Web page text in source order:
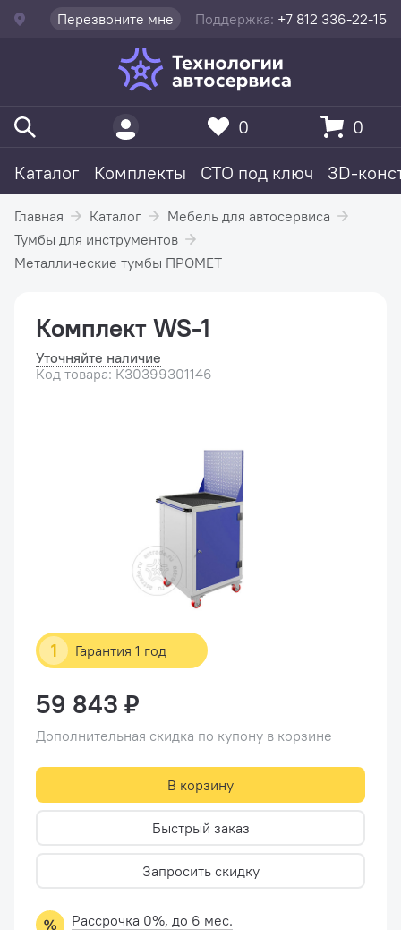
Перезвоните мне Поддержка: +7 812 336-22-15
Каталог Комплекты СТО под ключ 3D-
0 0
Главная Каталог
Мебель для автосервиса
Тумбы для инструментов
Металлические тумбы ПРОМЕТ
1 Гарантия 1 год
Комплект WS-1
Уточняйте наличие
Код товара: К30399301146
59 843 ₽
Дополнительная скидка по купону в корзине
В корзину
Быстрый заказ
Запросить скидку
Рассрочка 0%, до 6 мес.